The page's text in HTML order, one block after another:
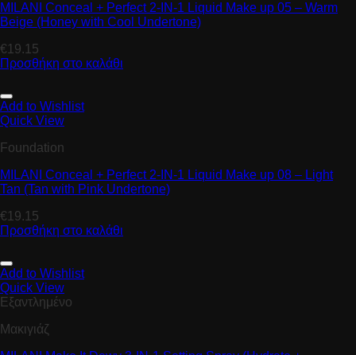
MILANI Conceal + Perfect 2-IN-1 Liquid Make up 05 – Warm
Beige (Honey with Cool Undertone)
€19.15
Προσθήκη στο καλάθι
Add to Wishlist
Quick View
Foundation
MILANI Conceal + Perfect 2-IN-1 Liquid Make up 08 – Light
Tan (Tan with Pink Undertone)
€19.15
Προσθήκη στο καλάθι
Add to Wishlist
Quick View
Εξαντλημένο
Μακιγιάζ